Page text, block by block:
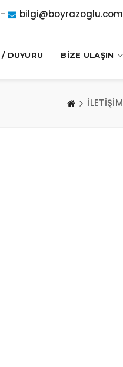
- bilgi@boyrazoglu.com
DUYURU BİZE ULAŞIN
İLETİŞİM